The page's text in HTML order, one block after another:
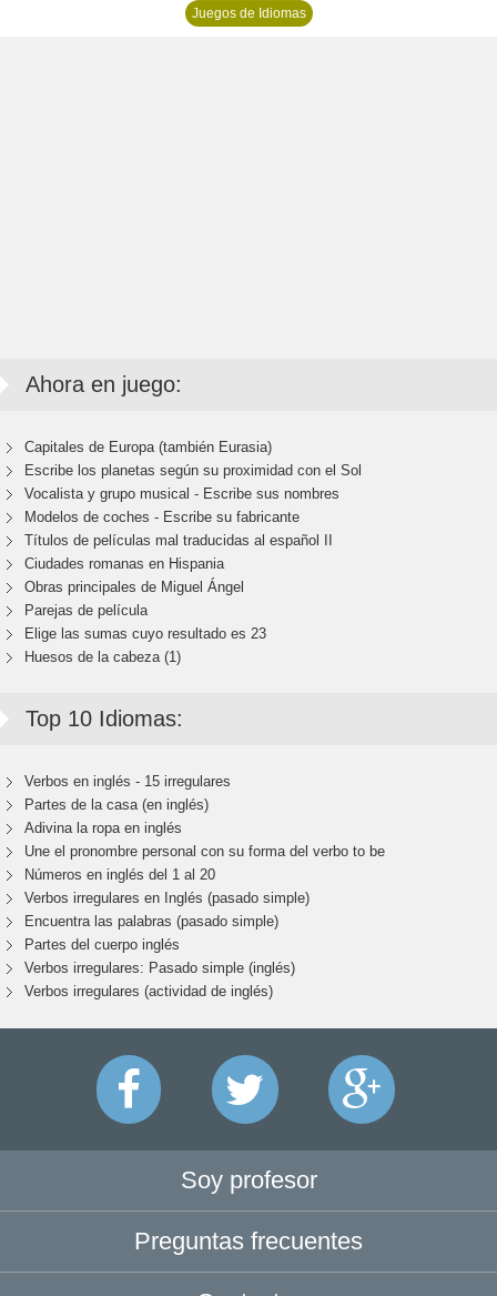
Juegos de Idiomas
Ahora en juego:
Capitales de Europa (también Eurasia)
Escribe los planetas según su proximidad con el Sol
Vocalista y grupo musical - Escribe sus nombres
Modelos de coches - Escribe su fabricante
Títulos de películas mal traducidas al español II
Ciudades romanas en Hispania
Obras principales de Miguel Ángel
Parejas de película
Elige las sumas cuyo resultado es 23
Huesos de la cabeza (1)
Top 10 Idiomas:
Verbos en inglés - 15 irregulares
Partes de la casa (en inglés)
Adivina la ropa en inglés
Une el pronombre personal con su forma del verbo to be
Números en inglés del 1 al 20
Verbos irregulares en Inglés (pasado simple)
Encuentra las palabras (pasado simple)
Partes del cuerpo inglés
Verbos irregulares: Pasado simple (inglés)
Verbos irregulares (actividad de inglés)
Soy profesor
Preguntas frecuentes